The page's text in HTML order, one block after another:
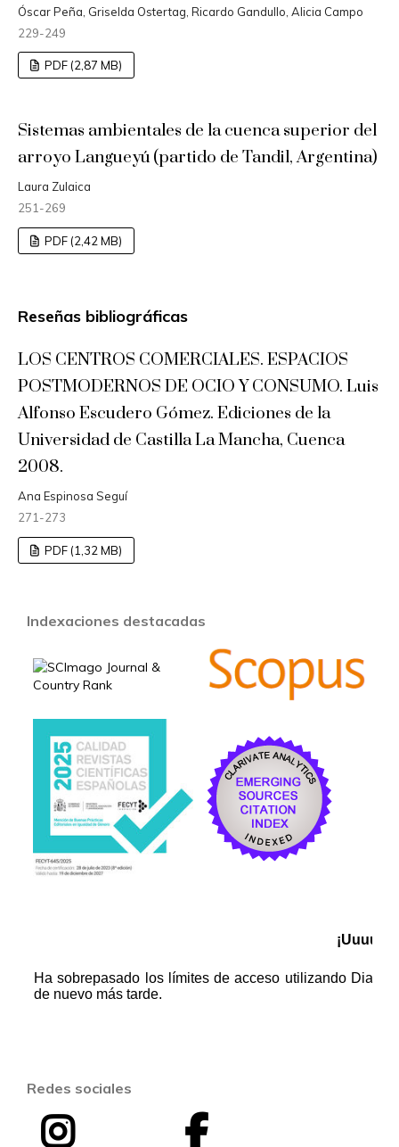
Óscar Peña, Griselda Ostertag, Ricardo Gandullo, Alicia Campo
229-249
PDF (2,87 MB)
Sistemas ambientales de la cuenca superior del
arroyo Langueyú (partido de Tandil, Argentina)
Laura Zulaica
251-269
PDF (2,42 MB)
Reseñas bibliográficas
LOS CENTROS COMERCIALES. ESPACIOS
POSTMODERNOS DE OCIO Y CONSUMO. Luis
Alfonso Escudero Gómez. Ediciones de la
Universidad de Castilla La Mancha, Cuenca
2008.
Ana Espinosa Seguí
271-273
PDF (1,32 MB)
Indexaciones destacadas
Redes sociales
I F